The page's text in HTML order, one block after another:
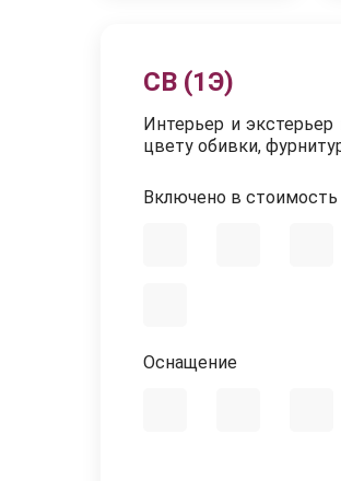
СВ (1Э)
Интерьер и
цвету обивки,
Включено в стоимость
Оснащение